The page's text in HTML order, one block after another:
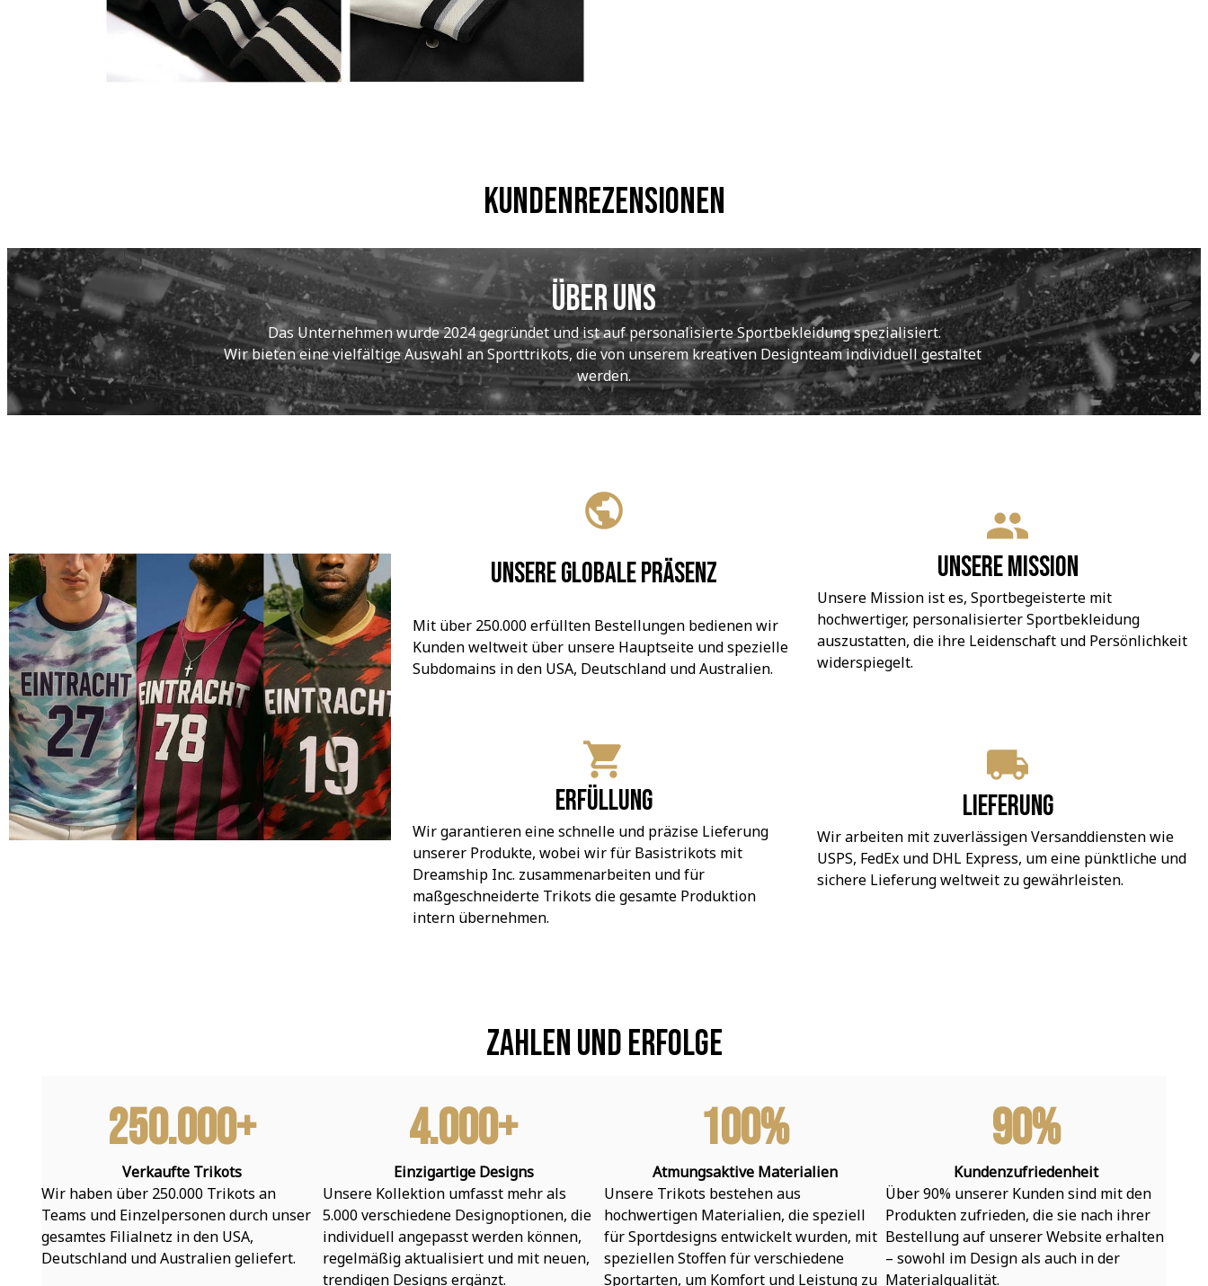
Kundenrezensionen
Über uns
Das Unternehmen wurde 2024 gegründet und ist auf personalisierte Sportbekleidung spezialisiert.
Wir bieten eine vielfältige Auswahl an Sporttrikots, die von unserem kreativen Designteam individuell gestaltet
werden.
Unsere globale Präsenz
Mit über 250.000 erfüllten Bestellungen bedienen wir
Kunden weltweit über unsere Hauptseite und spezielle
Subdomains in den USA, Deutschland und Australien.
Erfüllung
Wir garantieren eine schnelle und präzise Lieferung
unserer Produkte, wobei wir für Basistrikots mit
Dreamship Inc. zusammenarbeiten und für
maßgeschneiderte Trikots die gesamte Produktion
intern übernehmen.
Unsere Mission
Unsere Mission ist es, Sportbegeisterte mit
hochwertiger, personalisierter Sportbekleidung
auszustatten, die ihre Leidenschaft und Persönlichkeit
widerspiegelt.
Lieferung
Wir arbeiten mit zuverlässigen Versanddiensten wie
USPS, FedEx und DHL Express, um eine pünktliche und
sichere Lieferung weltweit zu gewährleisten.
Zahlen und Erfolge
250.000+
Verkaufte Trikots
Wir haben über 250.000 Trikots an
Teams und Einzelpersonen durch unser
gesamtes Filialnetz in den USA,
Deutschland und Australien geliefert.
4.000+
Einzigartige Designs
Unsere Kollektion umfasst mehr als
5.000 verschiedene Designoptionen, die
individuell angepasst werden können,
regelmäßig aktualisiert und mit neuen,
trendigen Designs ergänzt.
100%
Atmungsaktive Materialien
Unsere Trikots bestehen aus
hochwertigen Materialien, die speziell
für Sportdesigns entwickelt wurden, mit
speziellen Stoffen für verschiedene
Sportarten, um Komfort und Leistung zu
90%
Kundenzufriedenheit
Über 90% unserer Kunden sind mit den
Produkten zufrieden, die sie nach ihrer
Bestellung auf unserer Website erhalten
– sowohl im Design als auch in der
Materialqualität.